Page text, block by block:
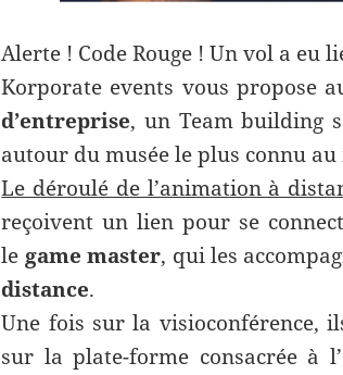
Alerte ! Code Rouge ! Un vol a eu
Korporate events vous propose
d’entreprise, un Team building
autour du musée le plus connu
Le déroulé de l’animation à
reçoivent un lien pour se
le game master, qui les
distance.
Une fois sur la visioconférence,
sur la plate-forme consacrée à